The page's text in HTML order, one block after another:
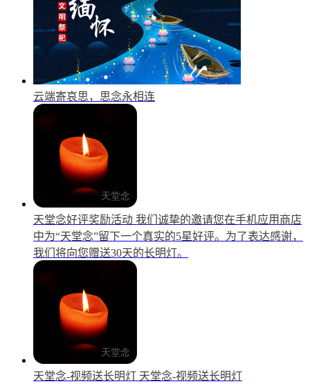
云端寄哀思，思念永相连
天堂念好评奖励活动 我们诚挚的邀请您在手机应用商店
中为“天堂念”留下一个真实的5星好评。为了表达感谢，
我们将向您赠送30天的长明灯。
天堂念-视频送长明灯 天堂念-视频送长明灯